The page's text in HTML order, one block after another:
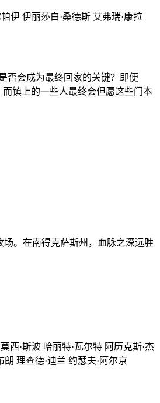
伊 伊丽莎白·桑德斯 艾弗瑞·康拉
否会成为最终回家的关键？即便
镇上的一些人最终会但愿这些门本
。在南得克萨斯州，血脉之深远胜
西·斯波 哈丽特·瓦尔特 阿历克斯·杰
朗 理查德·迪兰 约瑟夫·阿尔京